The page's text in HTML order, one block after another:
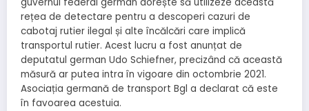
rețea de detectare pentru a descoperi cazuri de
cabotaj rutier ilegal și alte încălcări care implică
transportul rutier. Acest lucru a fost anunțat de
deputatul german Udo Schiefner, precizând că această
măsură ar putea intra în vigoare din octombrie 2021.
Asociația germană de transport Bgl a declarat că este
în favoarea acestuia.